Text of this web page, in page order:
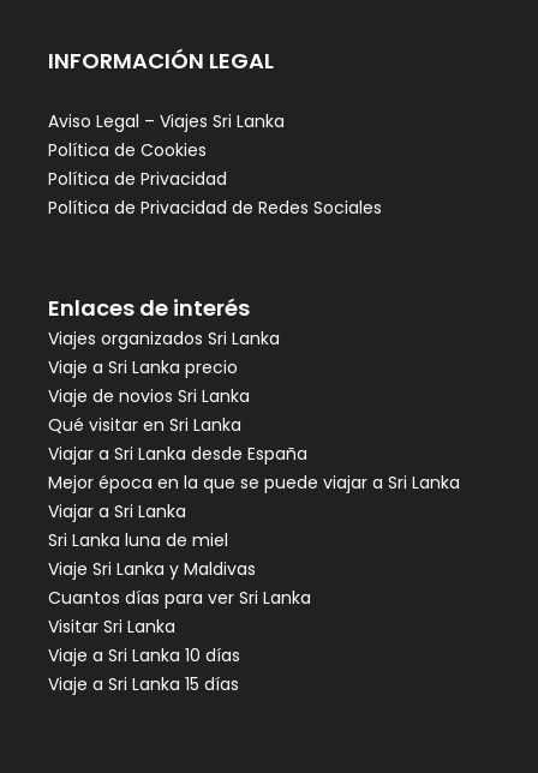
INFORMACIÓN LEGAL
Aviso Legal – Viajes Sri Lanka
Política de Cookies
Política de Privacidad
Política de Privacidad de Redes Sociales
Enlaces de interés
Viajes organizados Sri Lanka
Viaje a Sri Lanka precio
Viaje de novios Sri Lanka
Qué visitar en Sri Lanka
Viajar a Sri Lanka desde España
Mejor época en la que se puede viajar a Sri Lanka
Viajar a Sri Lanka
Sri Lanka luna de miel
Viaje Sri Lanka y Maldivas
Cuantos días para ver Sri Lanka
Visitar Sri Lanka
Viaje a Sri Lanka 10 días
Viaje a Sri Lanka 15 días